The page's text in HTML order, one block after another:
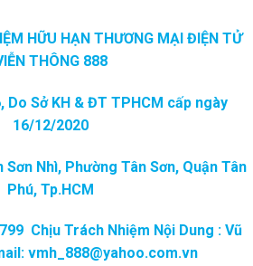
HỮU HẠN THƯƠNG MẠI ĐIỆN TỬ
THÔNG 888
Do Sở KH & ĐT TPHCM cấp ngày
16/12/2020
Nhì, Phường Tân Sơn, Quận Tân
Phú, Tp.HCM
Chịu Trách Nhiệm Nội Dung : Vũ
vmh_888@yahoo.com.vn